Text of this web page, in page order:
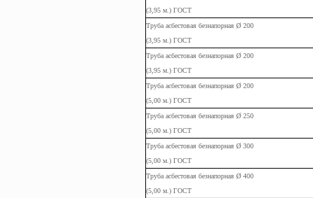
(3,95 м. ) ГОСТ
Труба асбестовая безнапорная Ø 200
(3,95 м. ) ГОСТ
Труба асбестовая безнапорная Ø 200
(3,95 м. ) ГОСТ
Труба асбестовая безнапорная Ø 200
(5,00 м. ) ГОСТ
Труба асбестовая безнапорная Ø 250
(5,00 м. ) ГОСТ
Труба асбестовая безнапорная Ø 300
(5,00 м. ) ГОСТ
Труба асбестовая безнапорная Ø 400
(5,00 м. ) ГОСТ